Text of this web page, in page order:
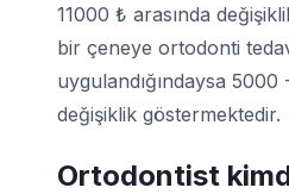
11000 ₺ arasında
bir çeneye ortodonti
uygulandığındaysa
değişiklik göstermektedir.
Ortodontist